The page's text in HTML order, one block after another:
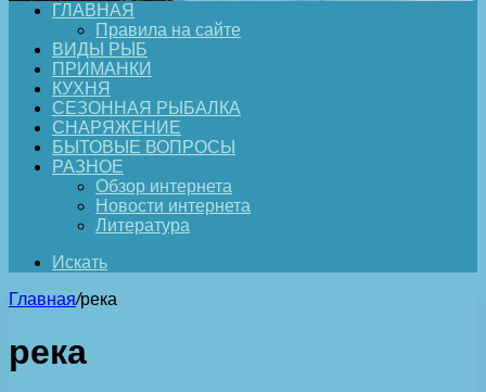
ГЛАВНАЯ
Правила на сайте
ВИДЫ РЫБ
ПРИМАНКИ
КУХНЯ
СЕЗОННАЯ РЫБАЛКА
СНАРЯЖЕНИЕ
БЫТОВЫЕ ВОПРОСЫ
РАЗНОЕ
Обзор интернета
Новости интернета
Литература
Искать
Главная/река
река